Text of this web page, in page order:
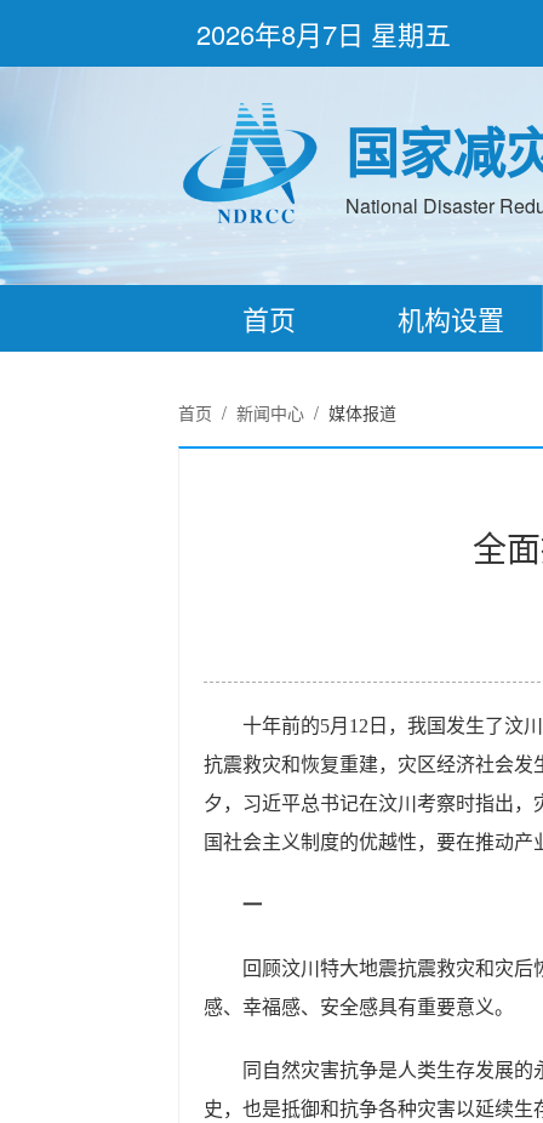
2026年8月7日 星期五
国家减
National Disaster
首页 机构设置
首页 / 新闻中心/ 媒体报道
全
十年前的5月12日，我国发生了汶
抗震救灾和恢复重建，灾区经济社会
夕，习近平总书记在汶川考察时指出
国社会主义制度的优越性，要在推动
一
回顾汶川特大地震抗震救灾和灾
感、幸福感、安全感具有重要意义。
同自然灾害抗争是人类生存发展
史，也是抵御和抗争各种灾害以延续生